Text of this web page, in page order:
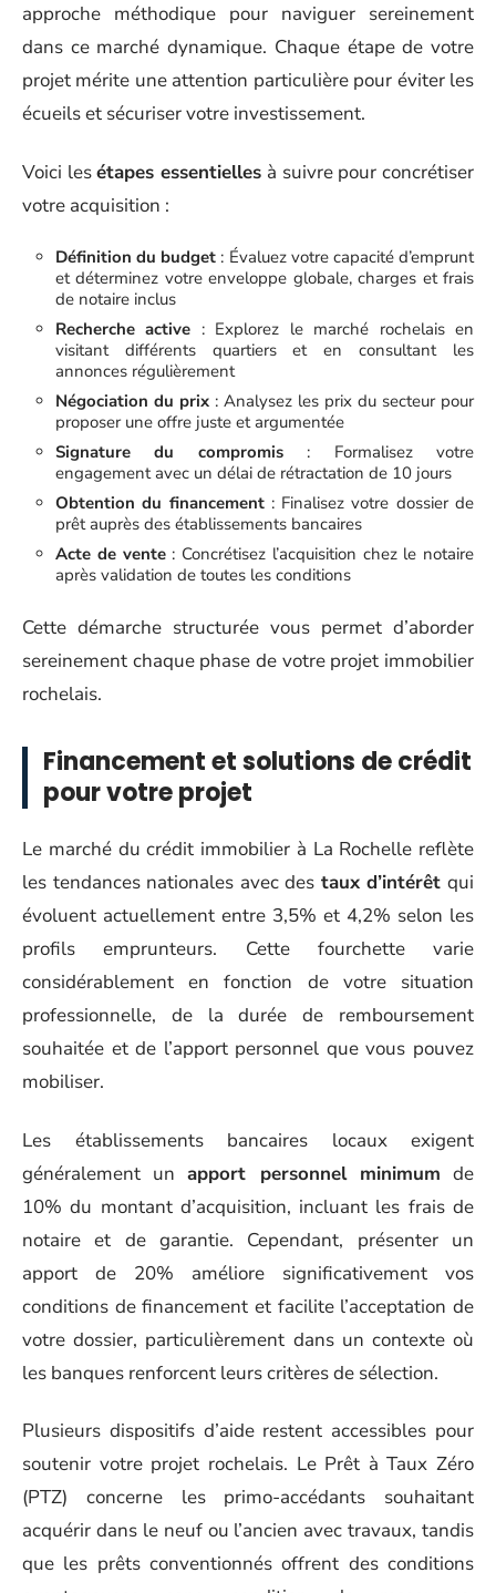
approche méthodique pour naviguer sereinement
dans ce marché dynamique. Chaque étape de votre
projet mérite une attention particulière pour éviter les
écueils et sécuriser votre investissement.
Voici lesétapes essentielles à suivre pour concrétiser
votre acquisition :
Définition du budget : Évaluez votre capacité d’emprunt
et déterminez votre enveloppe globale, charges et frais
de notaire inclus
Recherche active : Explorez le marché rochelais en
visitant différents quartiers et en consultant les
annonces régulièrement
Négociation du prix : Analysez les prix du secteur pour
proposer une offre juste et argumentée
Signature du compromis: Formalisez votre
engagement avec un délai de rétractation de 10 jours
Obtention du financement: Finalisez votre dossier de
prêt auprès des établissements bancaires
Acte de vente: Concrétisez l’acquisition chez le notaire
après validation de toutes les conditions
Cette démarche structurée vous permet d’aborder
sereinement chaque phase de votre projet immobilier
rochelais.
Financement et solutions de crédit
pour votre projet
Le marché du crédit immobilier à La Rochelle reflète
les tendances nationales avec des taux d’intérêt qui
évoluent actuellement entre 3,5% et 4,2% selon les
profils emprunteurs. Cette fourchette varie
considérablement en fonction de votre situation
professionnelle, de la durée de remboursement
souhaitée et de l’apport personnel que vous pouvez
mobiliser.
Les établissements bancaires locaux exigent
généralement unapport personnel minimum de
10% du montant d’acquisition, incluant les frais de
notaire et de garantie. Cependant, présenter un
apport de 20% améliore significativement vos
conditions de financement et facilite l’acceptation de
votre dossier, particulièrement dans un contexte où
les banques renforcent leurs critères de sélection.
Plusieurs dispositifs d’aide restent accessibles pour
soutenir votre projet rochelais. Le Prêt à Taux Zéro
(PTZ) concerne les primo-accédants souhaitant
acquérir dans le neuf ou l’ancien avec travaux, tandis
que les prêts conventionnés offrent des conditions